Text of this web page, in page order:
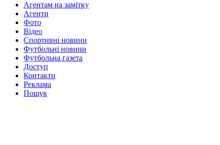
Агентам на замітку
Агенти
Фото
Відео
Спортивні новини
Футбольні новини
Футбольна газета
Доступ
Контакти
Реклама
Пошук